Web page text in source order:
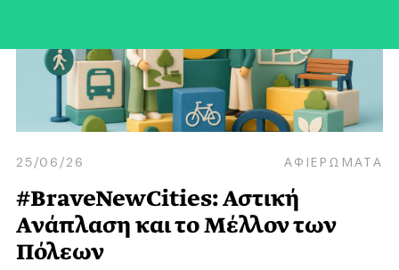
25/06/26 ΑΦΙΕΡΩΜΑΤΑ
#BraveNewCities: Αστική
Ανάπλαση και το Μέλλον των
Πόλεων